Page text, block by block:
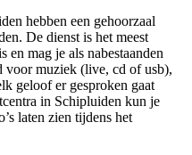
hebben een gehoorzaal
De dienst is het meest
en mag je als nabestaanden
muziek (live, cd of usb),
geloof er gesproken gaat
in Schipluiden kun je
laten zien tijdens het